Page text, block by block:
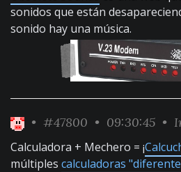
sonidos que están
sonido hay una música.
• #47800 • 09:30:45 •
Calculadora + Mechero = ¡
múltiples calculadoras